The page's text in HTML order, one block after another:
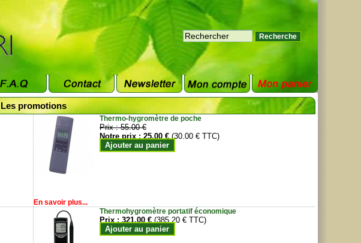
Les promotions
Thermo-hygromètre de poche
Prix :55.00 €
Notre prix :25.00 € (30.00 € TTC)
Ajouter au panier
En savoir plus...
Thermohygromètre portatif économique
Prix :321.00 € (385.20 € TTC)
Ajouter au panier